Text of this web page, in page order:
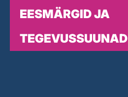
EESMÄRGID JA
TEGEVUSSUUNAD